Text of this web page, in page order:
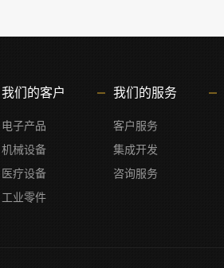
我们的客户
电子产品
机械设备
医疗设备
工业零件
我们的服务
客户服务
集成开发
咨询服务